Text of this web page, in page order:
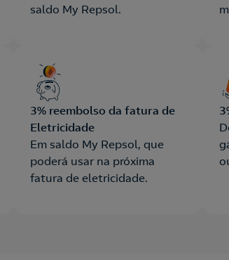
saldo My Repsol.
3% reembolso da fatura de
Eletricidade
Em saldo My Repsol, que
poderá usar na próxima
fatura de eletricidade.